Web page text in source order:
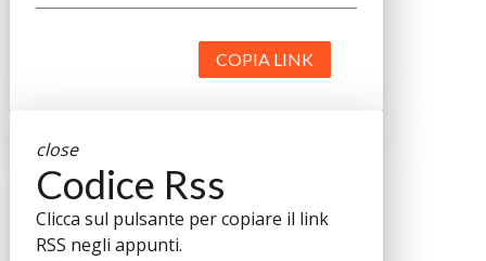
COPIA LINK
close
Codice Rss
Clicca sul pulsante per copiare il link
RSS negli appunti.